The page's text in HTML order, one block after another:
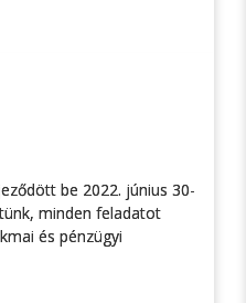
be 2022. június 30-
minden feladatot
és pénzügyi